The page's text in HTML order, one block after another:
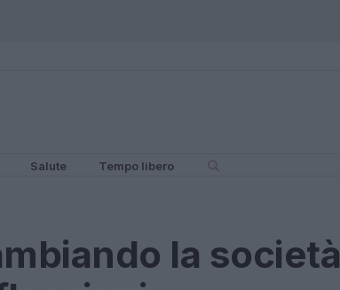
Salute Tempo libero
la società